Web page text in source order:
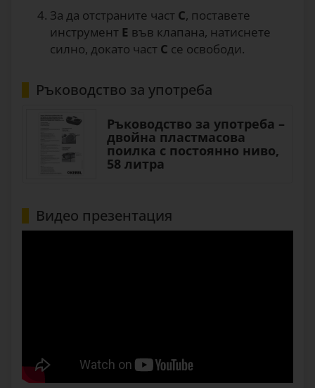
За да отстраните част С, поставете
инструмент Е във клапана, натиснете
силно, докато част С се освободи.
Ръководство за употреба
Ръководство за употреба –
двойна пластмасова
поилка с постоянно ниво,
58 литра
Видео презентация